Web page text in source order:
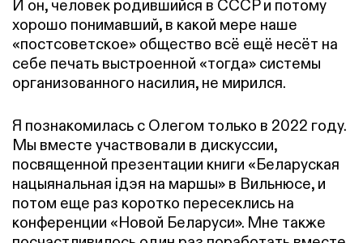
И он, человек родившийся в СССР и потому
хорошо понимавший, в какой мере наше
«постсоветское» общество всё ещё несёт на
себе печать выстроенной «тогда» системы
организованного насилия, не мирился.
Я познакомилась с Олегом только в 2022 году.
Мы вместе участвовали в дискуссии,
посвященной презентации книги «Беларуская
нацыянальная ідэя на маршы» в Вильнюсе, и
потом еще раз коротко пересеклись на
конференции «Новой Беларуси». Мне также